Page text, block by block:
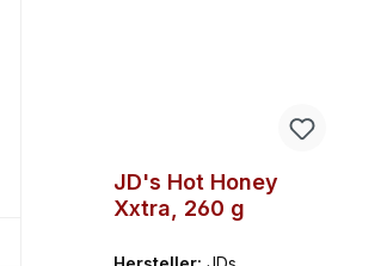
JD's Hot Honey
Xxtra, 260 g